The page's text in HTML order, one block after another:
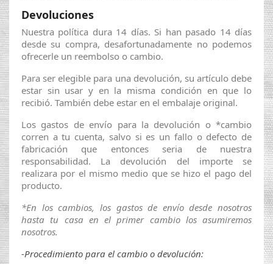
Devoluciones
Nuestra política dura 14 días. Si han pasado 14 días
desde su compra, desafortunadamente no podemos
ofrecerle un reembolso o cambio.
Para ser elegible para una devolución, su artículo debe
estar sin usar y en la misma condición en que lo
recibió. También debe estar en el embalaje original.
Los gastos de envío para la devolución o *cambio
corren a tu cuenta, salvo si es un fallo o defecto de
fabricación que entonces seria de nuestra
responsabilidad. La devolución del importe se
realizara por el mismo medio que se hizo el pago del
producto.
*En los cambios, los gastos de envío desde nosotros
hasta tu casa en el primer cambio los asumiremos
nosotros.
-Procedimiento para el cambio o devolución: